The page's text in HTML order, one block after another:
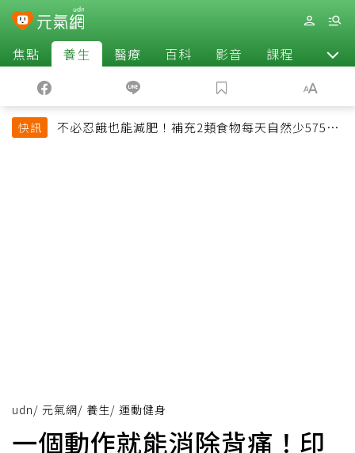
焦點 養生 醫療 百科 影音 課程 退休
快訊
不必忍餓也能減肥！補充2類食物每天自然少575大
udn/ 元氣網/ 養生/ 運動健身
一個動作就能消除背痛！印